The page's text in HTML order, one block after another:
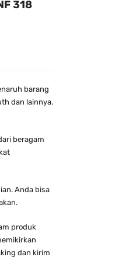
318
barang
dan lainnya.
beragam
Anda bisa
produk
dan kirim